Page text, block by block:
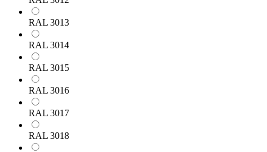
RAL 3013
RAL 3014
RAL 3015
RAL 3016
RAL 3017
RAL 3018